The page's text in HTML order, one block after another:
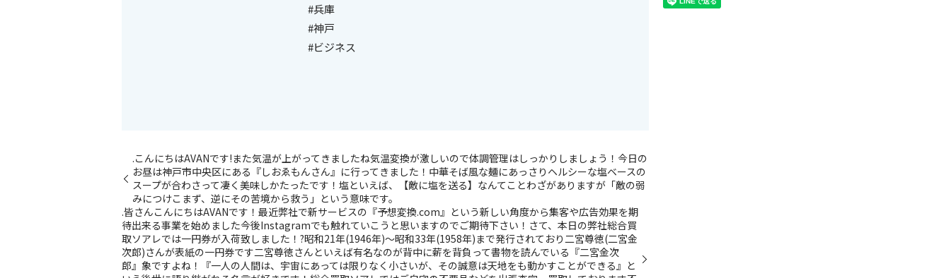
#兵庫
#神戸
#ビジネス
.こんにちはAVANです!また気温が上がってきましたね気温変換が激しいので体調管理はしっかりしましょう！今日の
お昼は神戸市中央区にある『しおゑもんさん』に行ってきました！中華そば風な麺にあっさりヘルシーな塩ベースの
スープが合わさって凄く美味しかたったです！塩といえば、【敵に塩を送る】なんてことわざがありますが「敵の弱
みにつけこまず、逆にその苦境から救う」という意味です。
.皆さんこんにちはAVANです！最近弊社で新サービスの『予想変換.com』という新しい角度から集客や広告効果を期
待出来る事業を始めました今後Instagramでも触れていこうと思いますのでご期待下さい！さて、本日の弊社総合買
取ソアレでは一円券が入荷致しました！?昭和21年(1946年)〜昭和33年(1958年)まで発行されており二宮尊徳(二宮金
次郎)さんが表紙の一円券です二宮尊徳さんといえば有名なのが背中に薪を背負って書物を読んでいる『二宮金次
郎』象ですよね！『一人の人間は、宇宙にあっては限りなく小さいが、その誠意は天地をも動かすことができる』と